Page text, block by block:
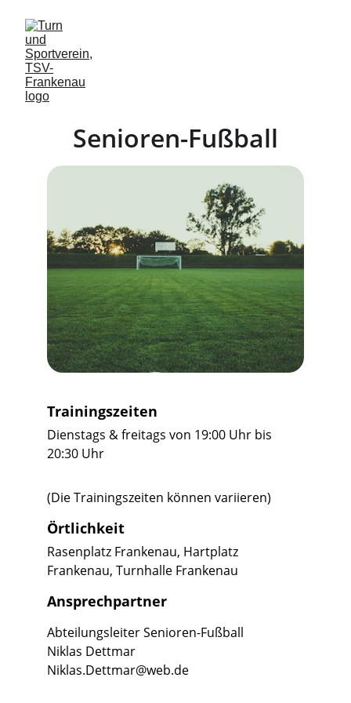
Senioren-Fußball
Trainingszeiten
Dienstags & freitags von 19:00 Uhr bis
20:30 Uhr
(Die Trainingszeiten können variieren)
Örtlichkeit
Rasenplatz Frankenau, Hartplatz
Frankenau, Turnhalle Frankenau
Ansprechpartner
Abteilungsleiter Senioren-Fußball
Niklas Dettmar
Niklas.Dettmar@web.de